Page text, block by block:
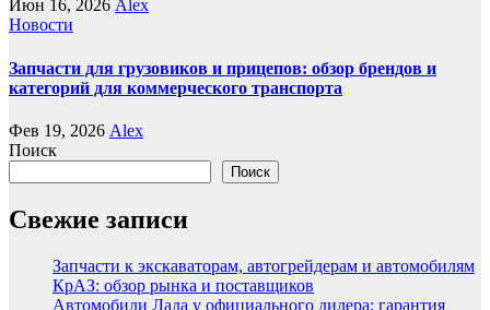
Июн 16, 2026 Alex
Новости
Запчасти для грузовиков и прицепов: обзор брендов и
категорий для коммерческого транспорта
Фев 19, 2026 Alex
Поиск
Поиск
Свежие записи
Запчасти к экскаваторам, автогрейдерам и автомобилям
КрАЗ: обзор рынка и поставщиков
Автомобили Лада у официального дилера: гарантия